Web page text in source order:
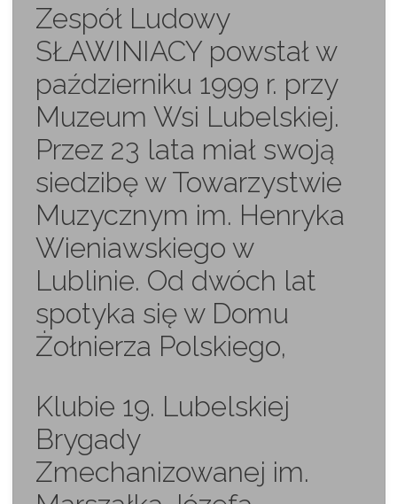
Zespół Ludowy
SŁAWINIACY powstał w
październiku 1999 r. przy
Muzeum Wsi Lubelskiej.
Przez 23 lata miał swoją
siedzibę w Towarzystwie
Muzycznym im. Henryka
Wieniawskiego w
Lublinie. Od dwóch lat
spotyka się w Domu
Żołnierza Polskiego,
Klubie 19. Lubelskiej
Brygady
Zmechanizowanej im.